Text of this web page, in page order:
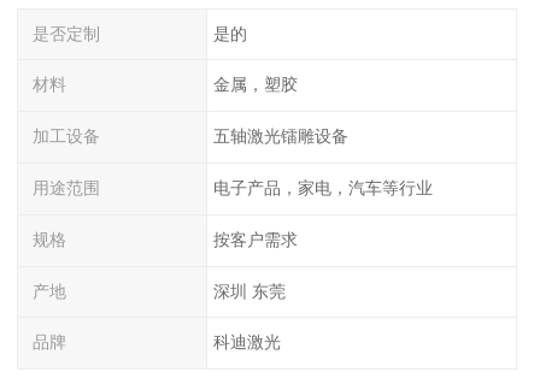
是否定制 是的
材料 金属，塑胶
加工设备 五轴激光镭雕设备
用途范围 电子产品，家电，汽车等行业
规格 按客户需求
产地 深圳 东莞
品牌 科迪激光